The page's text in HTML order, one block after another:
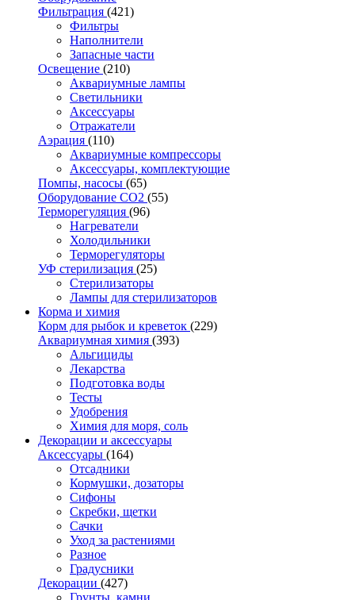
Фильтрация (421)
Фильтры
Наполнители
Запасные части
Освещение (210)
Аквариумные лампы
Светильники
Аксессуары
Отражатели
Аэрация (110)
Аквариумные компрессоры
Аксессуары, комплектующие
Помпы, насосы (65)
Оборудование CO2 (55)
Терморегуляция (96)
Нагреватели
Холодильники
Терморегуляторы
УФ стерилизация (25)
Стерилизаторы
Лампы для стерилизаторов
Корма и химия
Корм для рыбок и креветок (229)
Аквариумная химия (393)
Альгициды
Лекарства
Подготовка воды
Тесты
Удобрения
Химия для моря, соль
Декорации и аксессуары
Аксессуары (164)
Отсадники
Кормушки, дозаторы
Сифоны
Скребки, щетки
Сачки
Уход за растениями
Разное
Градусники
Декорации (427)
Грунты, камни